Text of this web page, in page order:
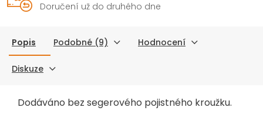
Doručení už do druhého dne
Popis Podobné (9) Hodnocení
Diskuze
Dodáváno bez segerového pojistného kroužku.